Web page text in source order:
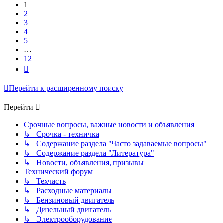
1
2
3
4
5
…
12
Перейти к расширенному поиску
Перейти
Срочные вопросы, важные новости и объявления
↳ Срочка - техничка
↳ Содержание раздела "Часто задаваемые вопросы"
↳ Содержание раздела "Литература"
↳ Новости, объявления, призывы
Технический форум
↳ Техчасть
↳ Расходные материалы
↳ Бензиновый двигатель
↳ Дизельный двигатель
↳ Электрооборудование